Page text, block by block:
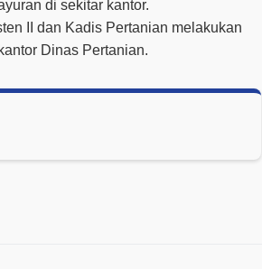
di sekitar kantor.
II dan Kadis Pertanian melakukan
Dinas Pertanian.